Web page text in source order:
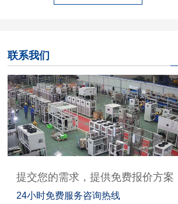
联系我们
提交您的需求，提供免费报价方案
24小时免费服务咨询热线